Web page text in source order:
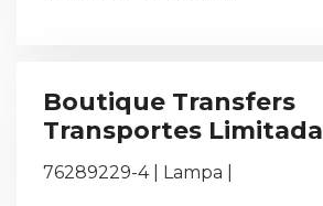
Boutique Transfers
Transportes Limitada
76289229-4 | Lampa |